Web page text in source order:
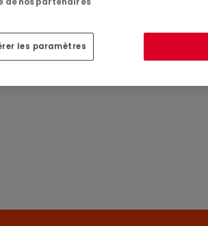
l a partie venderesse.
les paramètres